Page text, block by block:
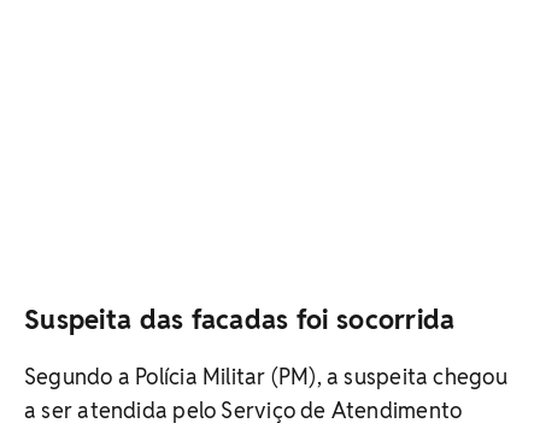
Suspeita das facadas foi socorrida
Segundo a Polícia Militar (PM), a suspeita chegou
a ser atendida pelo Serviço de Atendimento